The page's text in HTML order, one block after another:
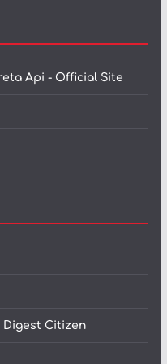
Api - Official Site
Digest Citizen